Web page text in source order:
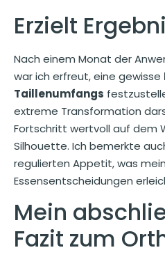
Erzielt
Nach einem Monat der
war ich erfreut, eine gewisse
Taillenumfangs
extreme Transformation
Fortschritt wertvoll auf dem
Silhouette. Ich bemerkte
regulierten Appetit, was
Essensentscheidungen
Mein
Fazit zum